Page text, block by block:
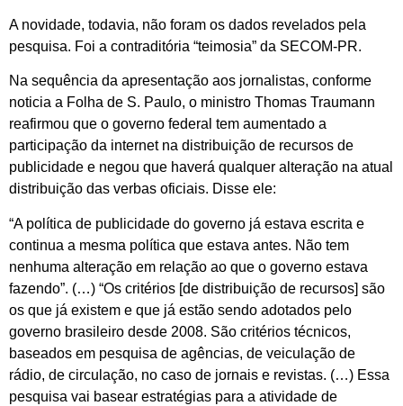
A novidade, todavia, não foram os dados revelados pela
pesquisa. Foi a contraditória “teimosia” da SECOM-PR.
Na sequência da apresentação aos jornalistas, conforme
noticia a Folha de S. Paulo, o ministro Thomas Traumann
reafirmou que o governo federal tem aumentado a
participação da internet na distribuição de recursos de
publicidade e negou que haverá qualquer alteração na atual
distribuição das verbas oficiais. Disse ele:
“A política de publicidade do governo já estava escrita e
continua a mesma política que estava antes. Não tem
nenhuma alteração em relação ao que o governo estava
fazendo”. (…) “Os critérios [de distribuição de recursos] são
os que já existem e que já estão sendo adotados pelo
governo brasileiro desde 2008. São critérios técnicos,
baseados em pesquisa de agências, de veiculação de
rádio, de circulação, no caso de jornais e revistas. (…) Essa
pesquisa vai basear estratégias para a atividade de